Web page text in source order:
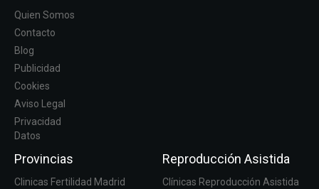
Quien Somos
Contacto
Blog
Publicidad
Cookies
Aviso Legal
Privacidad
Datos
Provincias
Clinicas Fertilidad Madrid
Reproducción Asistida
Clínicas Reproducción Asistida